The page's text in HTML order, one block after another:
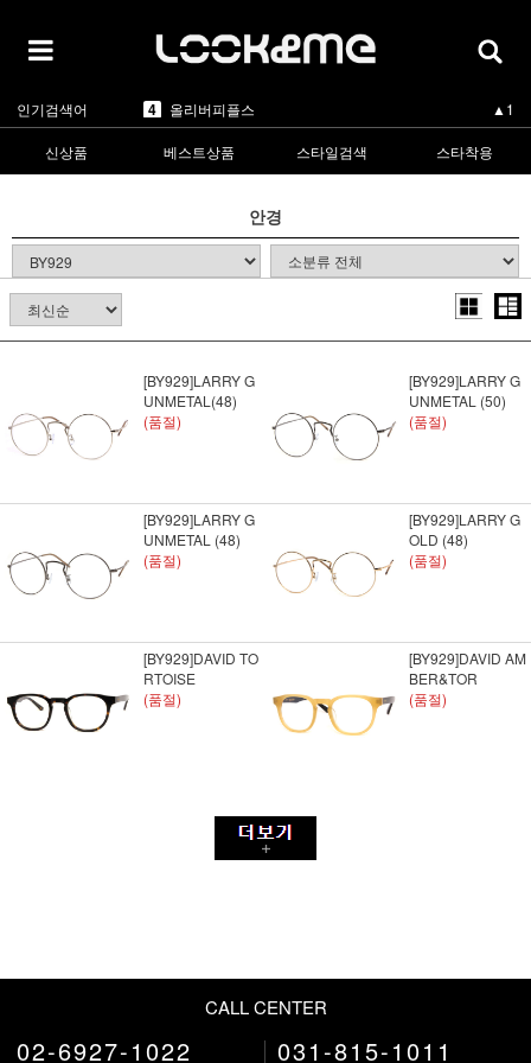
인기검색어
1 라피스센시블레 ▲3
마스카 ▲1
4 올리버피플스 ▲1
5 카렌워커 ▲3
라피스센시블레
신상품 베스트상품 스타일검색 스타착용
안경
[BY929]LARRY G
UNMETAL(48)
(품절)
[BY929]LARRY G
UNMETAL (50)
(품절)
[BY929]LARRY G
UNMETAL (48)
(품절)
[BY929]LARRY G
OLD (48)
(품절)
[BY929]DAVID TO
RTOISE
(품절)
[BY929]DAVID AM
BER&TOR
(품절)
CALL CENTER
02-6927-1022 031-815-1011